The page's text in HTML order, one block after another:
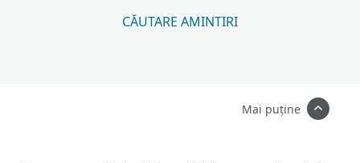
CĂUTARE AMINTIRI
Mai puține